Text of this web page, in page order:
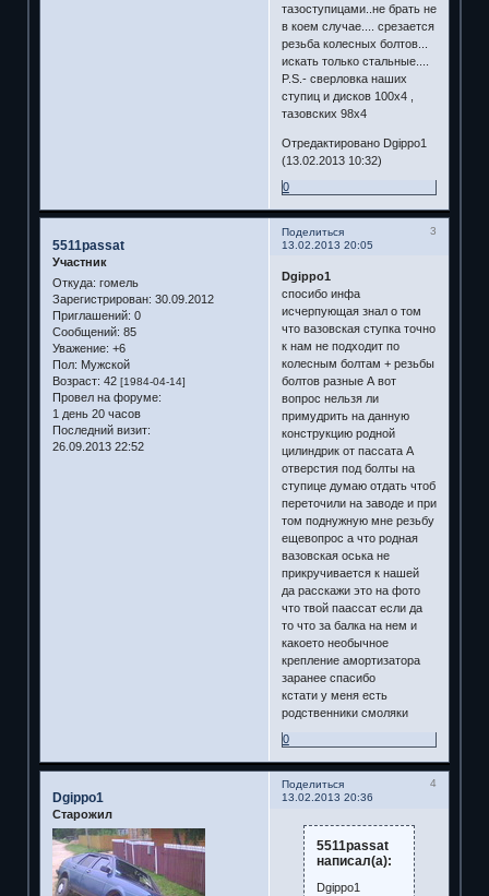
тазоступицами..не брать не
в коем случае.... срезается
резьба колесных болтов...
искать только стальные....
P.S.- сверловка наших
ступиц и дисков 100х4 ,
тазовских 98х4
Отредактировано Dgippo1
(13.02.2013 10:32)
0
Поделиться
3
13.02.2013 20:05
5511passat
Участник
Откуда: гомель
Зарегистрирован: 30.09.2012
Приглашений: 0
Сообщений: 85
Уважение: +6
Пол: Мужской
Возраст: 42 [1984-04-14]
Провел на форуме:
1 день 20 часов
Последний визит:
26.09.2013 22:52
Dgippo1
спосибо инфа
исчерпующая знал о том
что вазовская ступка точно
к нам не подходит по
колесным болтам + резьбы
болтов разные А вот
вопрос нельзя ли
примудрить на данную
конструкцию родной
цилиндрик от пассата А
отверстия под болты на
ступице думаю отдать чтоб
переточили на заводе и при
том поднужную мне резьбу
ещевопрос а что родная
вазовская оська не
прикручивается к нашей
да расскажи это на фото
что твой паассат если да
то что за балка на нем и
какоето необычное
крепление амортизатора
заранее спасибо
кстати у меня есть
родственники смоляки
0
Поделиться
4
13.02.2013 20:36
Dgippo1
Старожил
5511passat
написал(а):
Dgippo1